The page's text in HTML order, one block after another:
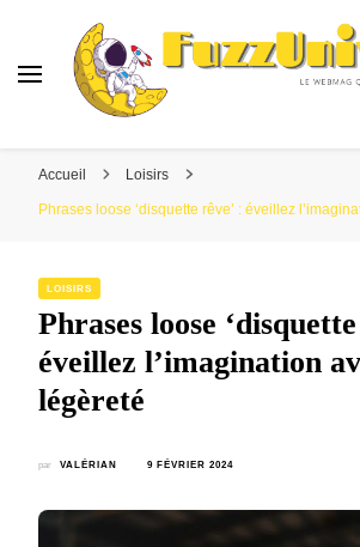
Accueil Loisirs
Phrases loose ‘disquette rêve’ : éveillez
LOISIRS
Phrases loose
éveillez l’imagination
légèreté
par VALÉRIAN 9 FÉVRIER 2024